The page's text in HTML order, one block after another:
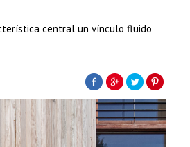
central un vínculo fluido